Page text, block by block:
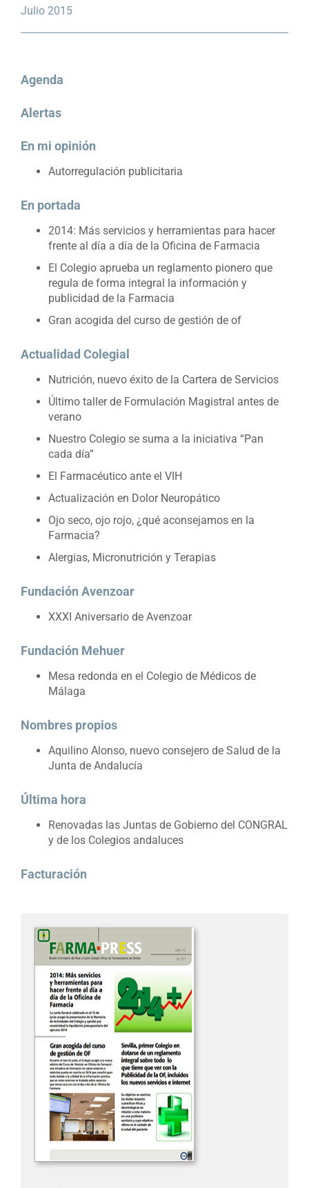
Julio 2015
Agenda
Alertas
En mi opinión
Autorregulación publicitaria
En portada
2014: Más servicios y herramientas para hacer
frente al día a día de la Oficina de Farmacia
El Colegio aprueba un reglamento pionero que
regula de forma integral la información y
publicidad de la Farmacia
Gran acogida del curso de gestión de of
Actualidad Colegial
Nutrición, nuevo éxito de la Cartera de Servicios
Último taller de Formulación Magistral antes de
verano
Nuestro Colegio se suma a la iniciativa “Pan
cada día”
El Farmacéutico ante el VIH
Actualización en Dolor Neuropático
Ojo seco, ojo rojo, ¿qué aconsejamos en la
Farmacia?
Alergias, Micronutrición y Terapias
Fundación Avenzoar
XXXI Aniversario de Avenzoar
Fundación Mehuer
Mesa redonda en el Colegio de Médicos de
Málaga
Nombres propios
Aquilino Alonso, nuevo consejero de Salud de la
Junta de Andalucía
Última hora
Renovadas las Juntas de Gobierno del CONGRAL
y de los Colegios andaluces
Facturación